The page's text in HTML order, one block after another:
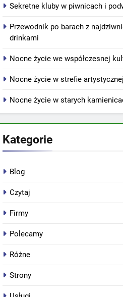
Sekretne kluby w piwnicach i
Przewodnik po barach z
drinkami
Nocne życie we współczesnej
Nocne życie w strefie
Nocne życie w starych
Kategorie
Blog
Czytaj
Firmy
Polecamy
Różne
Strony